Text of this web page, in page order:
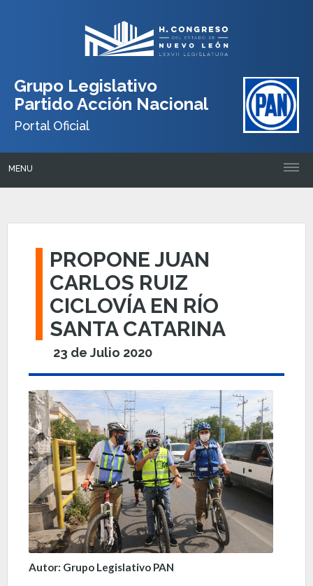
Grupo Legislativo
Partido Acción Nacional
Portal Oficial
MENU
PROPONE JUAN
CARLOS RUIZ
CICLOVÍA EN RÍO
SANTA CATARINA
23 de Julio 2020
Autor: Grupo Legislativo PAN